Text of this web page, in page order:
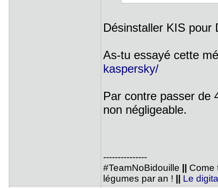
Désinstaller KIS
As-tu essayé cette
kaspersky/
Par contre passer de
non négligeable.
---------------
#TeamNoBidouille
Come
légumes par an !
Le